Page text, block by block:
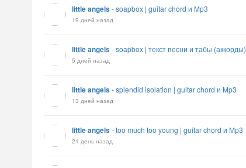
little angels-soapbox | guitar chord и Mp3
19 дней назад
little angels-soapbox | текст песни и табы
5 дней назад
little angels-splendid isolation | guitar chord и Mp3
13 дней назад
little angels-too much too young | guitar chord и Mp3
21 день назад